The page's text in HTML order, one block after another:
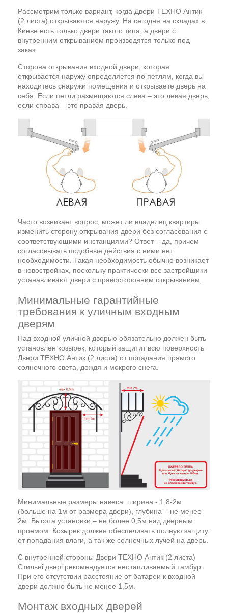
Рассмотрим только вариант, когда Двери ТЕХНО Антик
(2 листа) открываются наружу. На сегодня на складах в
Киеве есть только двери такого типа, а двери с
внутренним открыванием производятся только под
заказ.
Сторона открывания входной двери, которая
открывается наружу определяется по петлям, когда вы
находитесь снаружи помещения и открываете дверь на
себя. Если петли размещаются слева – это левая дверь,
если справа – это правая дверь.
Часто возникает вопрос, может ли владелец квартиры
изменить сторону открывания двери без согласования с
соответствующими инстанциями? Ответ – да, причем
согласовывать подобные действия с ними нет
необходимости. Такая необходимость обычно возникает
в новостройках, поскольку практически все застройщики
устанавливают двери с правосторонним открыванием.
Минимальные гарантийные
требования к уличным входным
дверям
Над входной уличной дверью обязательно должен быть
установлен козырек, который защитит всю поверхность
Двери ТЕХНО Антик (2 листа) от попадания прямого
солнечного света, дождя и мокрого снега.
Минимальные размеры навеса: ширина - 1,8-2м
(больше на 1м от размера двери), глубина – не менее
2м. Высота установки – не более 0,5м над дверным
проемом. Козырек должен обеспечивать полную защиту
от попадания влаги, а так же солнечных лучей на дверь.
С внутренней стороны Двери ТЕХНО Антик (2 листа)
Стильні двері рекомендуется неотапливаемый тамбур.
При его отсутствии расстояние от батареи к входной
двери должно быть не менее 1,5м.
Монтаж входных дверей